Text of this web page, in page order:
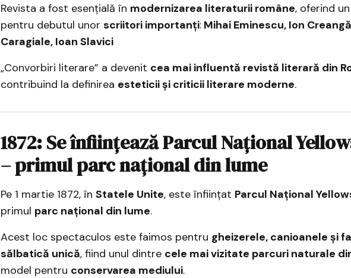
Revista a fost esențială în modernizarea literaturii române, oferind
pentru debutul unor scriitori importanți:Mihai Eminescu, Ion
Caragiale, Ioan Slavici
„Convorbiri literare” a devenit cea mai influentă revistă literară din
contribuind la definirea esteticii și criticii literare moderne.
1872: Se înființează Parcul Național
– primul parc național din lume
Pe 1 martie 1872, în Statele Unite, este înființat Parcul Național
primul parc național din lume.
Acest loc spectaculos este faimos pentru gheizerele, canioanele și
sălbatică unică, fiind unul dintre cele mai vizitate parcuri naturale
model pentru conservarea mediului.